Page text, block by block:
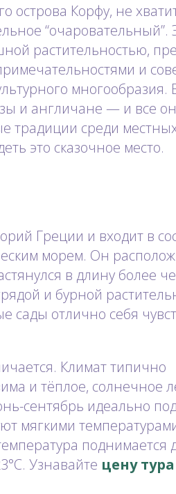
острова Корфу, не
“очаровательный”.
растительностью,
и
многообразия.
и англичане — и все
традиции среди
это сказочное место.
Греции и входит в
морем. Он
в длину более
и бурной
отлично себя
Климат типично
и тёплое, солнечное
сентябрь идеально
мягкими
поднимается
Узнавайте цену